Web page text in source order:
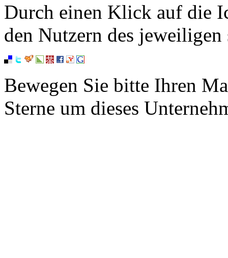
Durch einen Klick auf die
den Nutzern des
Bewegen Sie bitte Ihren
Sterne um dieses